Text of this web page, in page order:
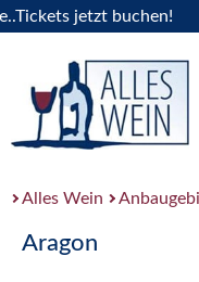
jetzt buchen!
Alles Wein
Aragon